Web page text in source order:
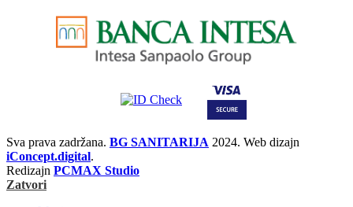
Sva prava zadržana. BG SANITARIJA 2024. Web dizajn
iConcept.digital.
Redizajn PCMAX Studio
Zatvori